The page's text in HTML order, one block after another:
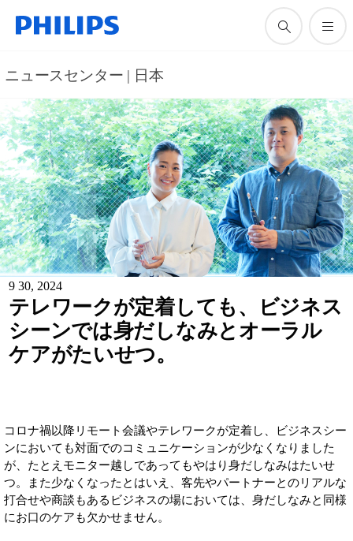
ニュースセンター | 日本
9 30, 2024
テレワークが定着しても、ビジネス
シーンでは身だしなみとオーラル
ケアがたいせつ。
コロナ禍以降リモート会議やテレワークが定着し、ビジネスシー
ンにおいても対面でのコミュニケーションが少なくなりました
が、たとえモニター越しであってもやはり身だしなみはたいせ
つ。また少なくなったとはいえ、客先やパートナーとのリアルな
打合せや商談もあるビジネスの場においては、身だしなみと同様
にお口のケアも欠かせません。